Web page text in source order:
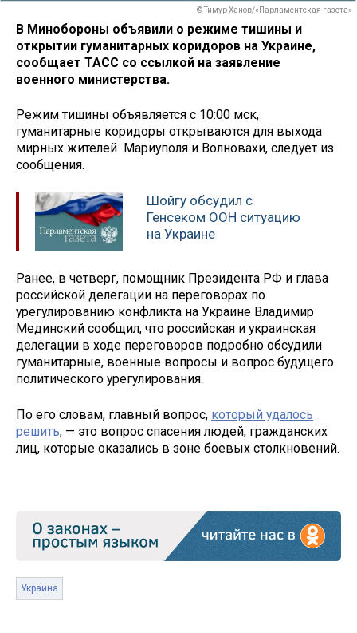
© Тимур Ханов/«Парламентская газета»
В Минобороны объявили о режиме тишины и
открытии гуманитарных коридоров на Украине,
сообщает ТАСС со ссылкой на заявление
военного министерства.
Режим тишины объявляется с 10:00 мск,
гуманитарные коридоры открываются для выхода
мирных жителей Мариуполя и Волновахи, следует из
сообщения.
Шойгу обсудил с
Генсеком ООН ситуацию
на Украине
Ранее, в четверг, помощник Президента РФ и глава
российской делегации на переговорах по
урегулированию конфликта на Украине Владимир
Мединский сообщил, что российская и украинская
делегации в ходе переговоров подробно обсудили
гуманитарные, военные вопросы и вопрос будущего
политического урегулирования.
По его словам, главный вопрос, который удалось
решить, — это вопрос спасения людей, гражданских
лиц, которые оказались в зоне боевых столкновений.
Украина